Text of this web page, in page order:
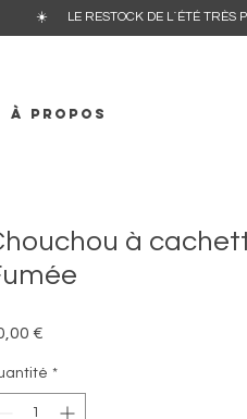
DE L´ÉTÉ TRÈS
À propos
à
€
*